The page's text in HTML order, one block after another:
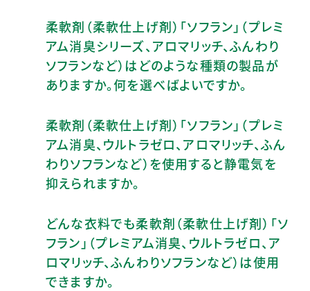
柔軟剤（柔軟仕上げ剤）「ソフラン」（プレミ
アム消臭シリーズ、アロマリッチ、ふんわり
ソフランなど）はどのような種類の製品が
ありますか。何を選べばよいですか。
柔軟剤（柔軟仕上げ剤）「ソフラン」（プレミ
アム消臭、ウルトラゼロ、アロマリッチ、ふん
わりソフランなど）を使用すると静電気を
抑えられますか。
どんな衣料でも柔軟剤（柔軟仕上げ剤）「ソ
フラン」（プレミアム消臭、ウルトラゼロ、ア
ロマリッチ、ふんわりソフランなど）は使用
できますか。